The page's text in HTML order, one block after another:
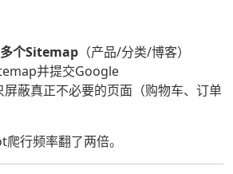
多个Sitemap （产品/分类/博客）
并提交Google
蔽真正不必要的页面（购物车、订单
行频率翻了两倍。